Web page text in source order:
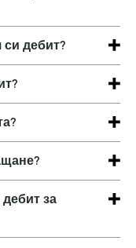
си дебит?
време чрез
ще
за
са покрити
и използват
минути
по избрания
Ще ви
отново
за